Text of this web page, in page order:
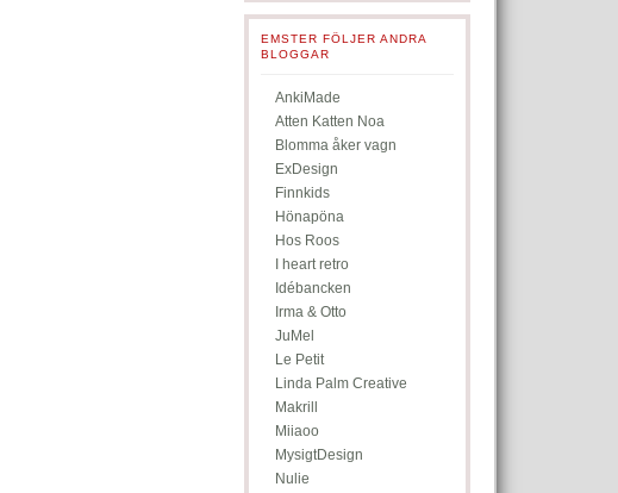
EMSTER FÖLJER ANDRA
BLOGGAR
AnkiMade
Atten Katten Noa
Blomma åker vagn
ExDesign
Finnkids
Hönapöna
Hos Roos
I heart retro
Idébancken
Irma & Otto
JuMel
Le Petit
Linda Palm Creative
Makrill
Miiaoo
MysigtDesign
Nulie